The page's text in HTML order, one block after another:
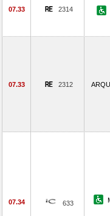
07.33 2314
07.33 2312
07.34 633